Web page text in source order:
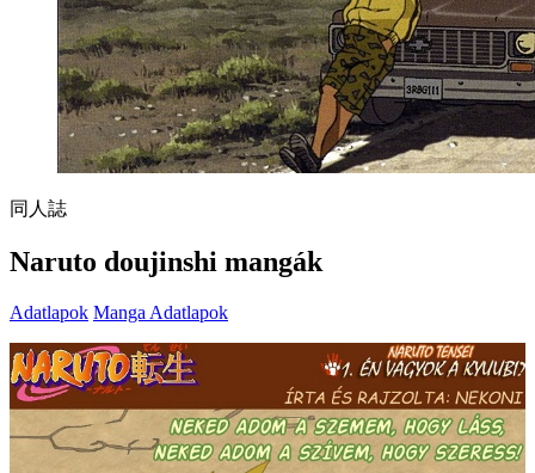
同人誌
Naruto doujinshi mangák
Adatlapok Manga Adatlapok